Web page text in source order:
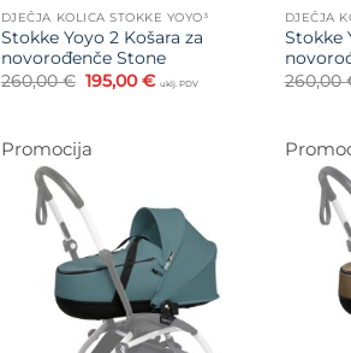
DJEČJA KOLICA STOKKE YOYO³
Stokke Yoyo 2 Košara za
novorođenče Stone
260,00€ Izvorna
cijena
260,00 €.
195,00€Trenutna
cijena
uklj. PDV
DJEČJA
Stokke
260,00
Promocija
Dodajte
na listu
želja